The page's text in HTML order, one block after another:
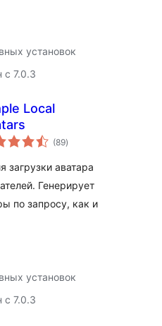
установок
с 7.0.3
Local
(89общий
рейтинг
)
загрузки аватара
Генерирует
по запросу, как и
установок
с 7.0.3